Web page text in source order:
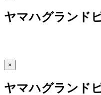
ヤマハグランド
×
ヤマハグランド